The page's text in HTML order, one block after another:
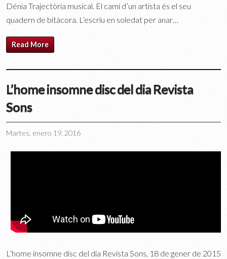
Dénia Trajectòria musical. El camí d’un artista és el seu
quadern de bitàcora. L’escriu en soledat per anar…
Read More
L’home insomne disc del dia Revista
Sons
Martes, enero 19, 2016
L’home insomne disc del dia Revista Sons, 18 de gener de 2015